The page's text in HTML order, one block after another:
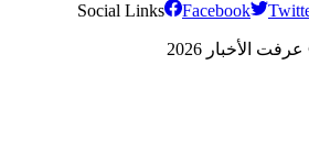
Social Links Facebook
الأخبار 2026